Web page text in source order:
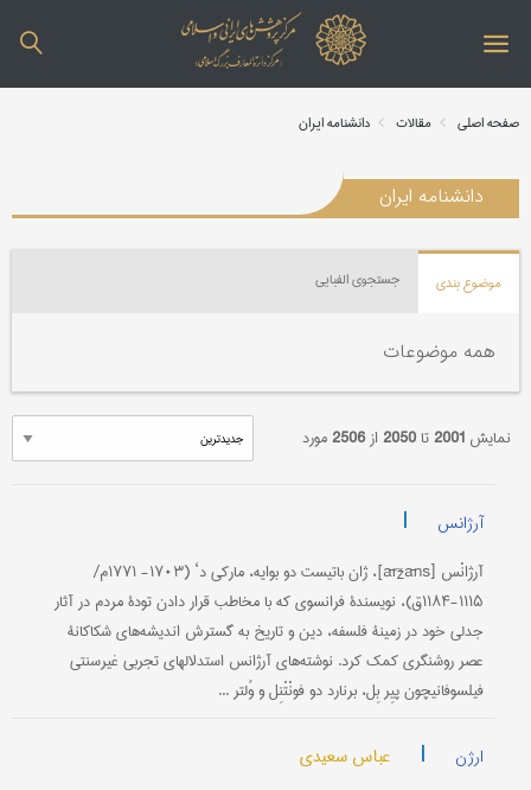
صفحه اصلی مقالات دانشنامه ایران
دانشنامه ایران
موضوع بندی جستجوی الفبایی
همه موضوعات
نمایش 2001تا2050 از2506مورد
آرژانس |
آرژانْس [āržāns]، ژان باتیست دو بوایه، مارکی د‘ (۱۷۰۳- ۱۷۷۱م/
۱۱۱۵-۱۱۸۴ق)، نویسندۀ فرانسوی که با مخاطب قرار دادن تودۀ مردم در آثار
جدلی خود در زمینۀ فلسفه، دین و تاریخ به گسترش اندیشه‌های شکاکانۀ
عصر روشنگری کمک کرد. نوشته‌های آرژانس استدلالهای تجربی غیرسنتی
فیلسوفانیچون پیِر بِل، برنارد دو فونْتْنِل و وُلتر ...
ارژن | عباس سعیدی